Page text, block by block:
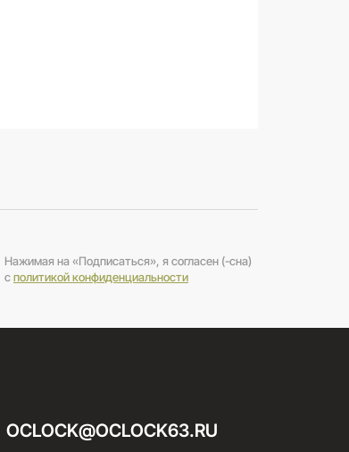
Нажимая на «Подписаться», я согласен (-сна)
cполитикой конфиденциальности
OCLOCK@OCLOCK63.RU